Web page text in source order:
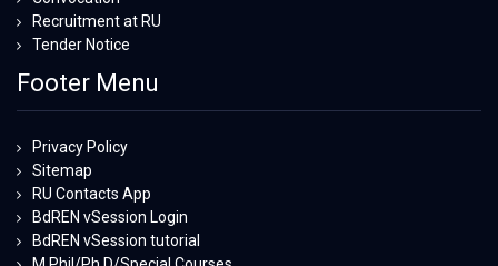
Recruitment at RU
Tender Notice
Footer Menu
Privacy Policy
Sitemap
RU Contacts App
BdREN vSession Login
BdREN vSession tutorial